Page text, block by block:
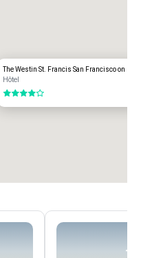
Tarif : 17,00$ (à SFO)
The Westin St. Francis San Francisco on
Hôtel
4 sur 5